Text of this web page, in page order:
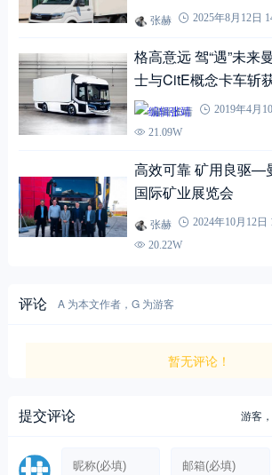
了解一下
张赫 2025年8月12日
格高意远 驾“遇”未来
士与CitE概念卡车斩
编辑张靖 2019年4月
21.09W
高效可靠 矿用良驱—
国际矿业展览会
张赫 2024年10月12日
20.22W
评论 A 为本文作者，G 为游客
暂无评论！
提交评论 游客